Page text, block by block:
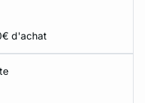
d'achat